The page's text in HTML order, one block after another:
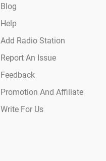
Blog
Help
Add Radio Station
Report An Issue
Feedback
Promotion And Affiliate
Write For Us